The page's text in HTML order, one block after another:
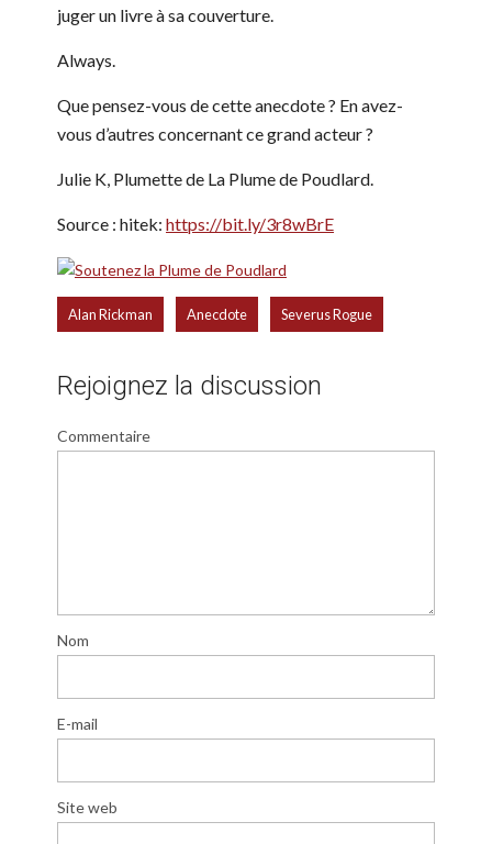
juger un livre à sa couverture.
Always.
Que pensez-vous de cette anecdote ? En avez-
vous d’autres concernant ce grand acteur ?
Julie K, Plumette de La Plume de Poudlard.
Source : hitek: https://bit.ly/3r8wBrE
Alan Rickman Anecdote Severus Rogue
Rejoignez la discussion
Commentaire
Nom
E-mail
Site web